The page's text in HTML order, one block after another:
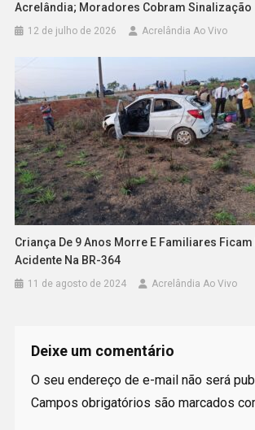
Acrelândia; Moradores Cobram Sinalização
12 de julho de 2026 Acrelândia Ao Vivo
Criança De 9 Anos Morre E Familiares
Acidente Na BR-364
11 de agosto de 2024 Acrelândia Ao Vivo
Deixe um comentário
O seu endereço de e-mail não será
Campos obrigatórios são marcados